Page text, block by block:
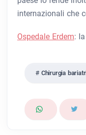
internazionali che
Ospedale Erdem:
Chirurgia